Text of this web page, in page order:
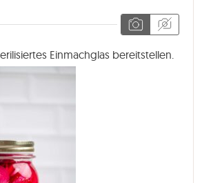
Einmachglas bereitstellen.